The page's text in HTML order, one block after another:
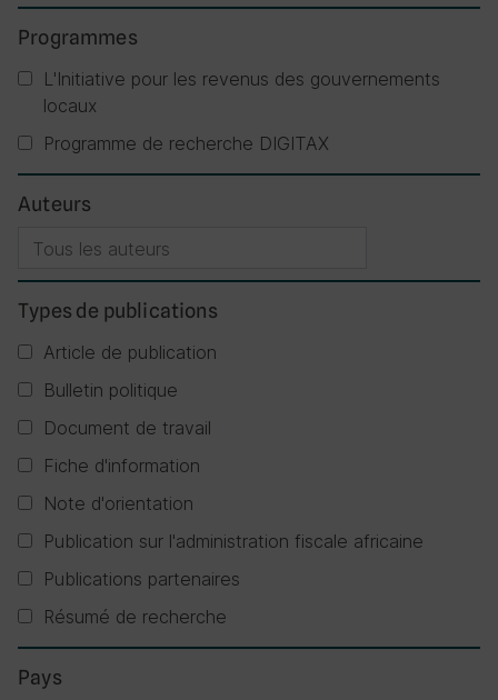
Programmes
L'Initiative pour les revenus des gouvernements
locaux
Programme de recherche DIGITAX
Auteurs
Types de publications
Article de publication
Bulletin politique
Document de travail
Fiche d'information
Note d'orientation
Publication sur l'administration fiscale africaine
Publications partenaires
Résumé de recherche
Pays